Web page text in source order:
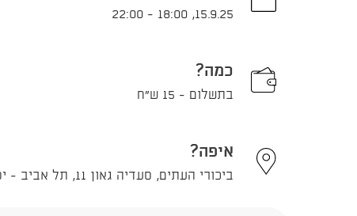
15.9.25
,
18:00
-
22:00
כמה?
בתשלום - 15 ש"ח
איפה?
ביכורי העתים, סעדיה גאון 11, תל אביב - יפו